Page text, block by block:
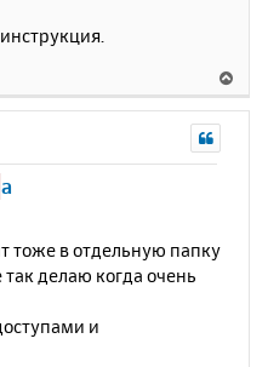
а
е
а
тоже в отдельную папку
делаю когда очень
и